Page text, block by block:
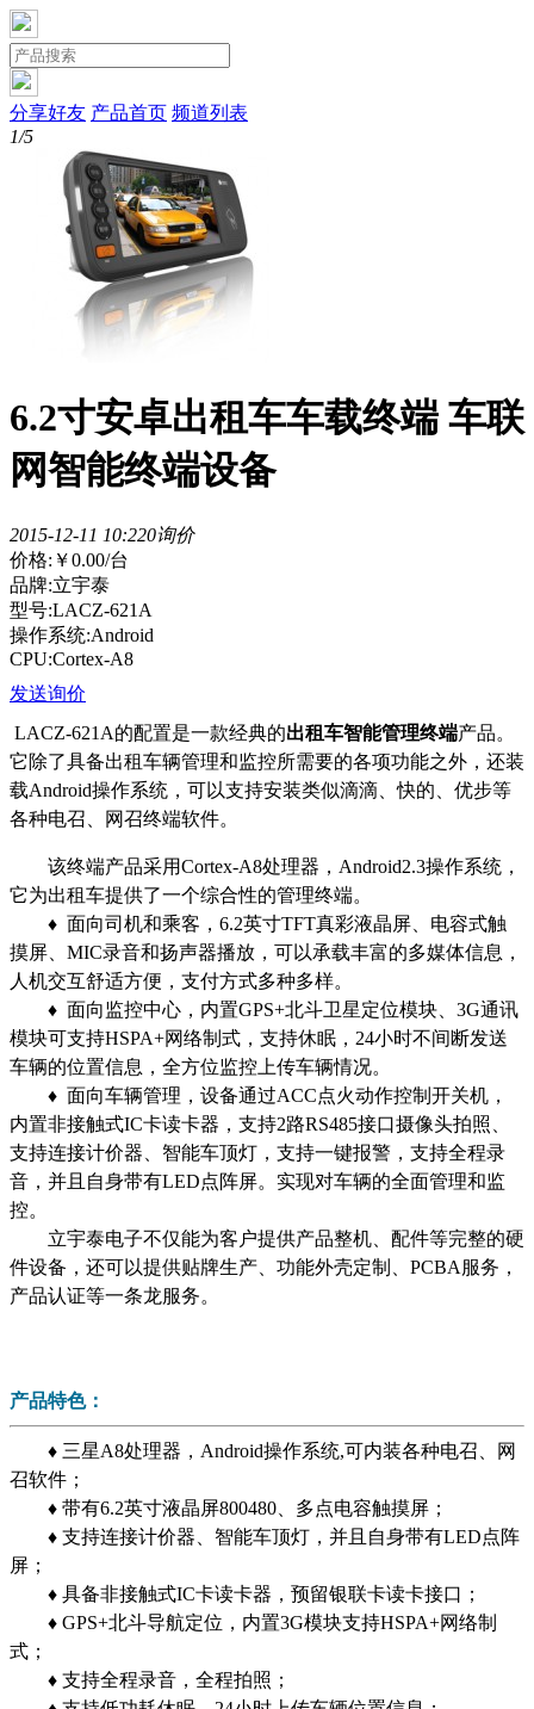
分享好友 产品首页 频道列表
1/5
6.2寸安卓出租车车载终端 车联
网智能终端设备
2015-12-11 10:220询价
价格: ￥0.00/台
品牌:立宇泰
型号:LACZ-621A
操作系统:Android
CPU:Cortex-A8
发送询价
LACZ-621A的配置是一款经典的出租车智能管理终端产品。
它除了具备出租车辆管理和监控所需要的各项功能之外，还装
载Android操作系统，可以支持安装类似滴滴、快的、优步等
各种电召、网召终端软件。
该终端产品采用Cortex-A8处理器，Android2.3操作系统，
它为出租车提供了一个综合性的管理终端。
♦ 面向司机和乘客，6.2英寸TFT真彩液晶屏、电容式触
摸屏、MIC录音和扬声器播放，可以承载丰富的多媒体信息，
人机交互舒适方便，支付方式多种多样。
♦ 面向监控中心，内置GPS+北斗卫星定位模块、3G通讯
模块可支持HSPA+网络制式，支持休眠，24小时不间断发送
车辆的位置信息，全方位监控上传车辆情况。
♦ 面向车辆管理，设备通过ACC点火动作控制开关机，
内置非接触式IC卡读卡器，支持2路RS485接口摄像头拍照、
支持连接计价器、智能车顶灯，支持一键报警，支持全程录
音，并且自身带有LED点阵屏。实现对车辆的全面管理和监
控。
立宇泰电子不仅能为客户提供产品整机、配件等完整的硬
件设备，还可以提供贴牌生产、功能外壳定制、PCBA服务，
产品认证等一条龙服务。
产品特色：
♦ 三星A8处理器，Android操作系统,可内装各种电召、网
召软件；
♦ 带有6.2英寸液晶屏800480、多点电容触摸屏；
♦ 支持连接计价器、智能车顶灯，并且自身带有LED点阵
屏；
♦ 具备非接触式IC卡读卡器，预留银联卡读卡接口；
♦ GPS+北斗导航定位，内置3G模块支持HSPA+网络制
式；
♦ 支持全程录音，全程拍照；